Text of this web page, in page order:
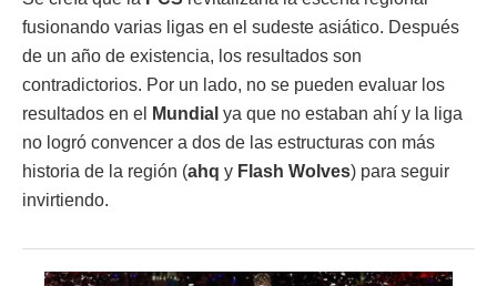
fusionando varias ligas en el sudeste asiático. Después
de un año de existencia, los resultados son
contradictorios. Por un lado, no se pueden evaluar los
resultados en el
Mundial ya que no estaban ahí y la liga
no logró convencer a dos de las estructuras con más
historia de la región (ahq y Flash Wolves) para seguir
invirtiendo.